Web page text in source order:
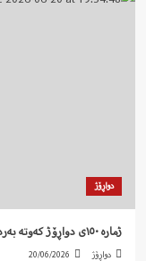
دواڕۆژ
ژمارە ١٥٠ی دواڕۆژ کەوتە بەردیدەی خوێنەرانی…
دواڕۆژ 20/06/2026